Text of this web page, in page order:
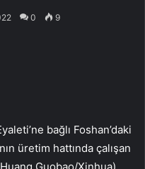
0 9
bağlı Foshan’daki
üretim hattında çalışan